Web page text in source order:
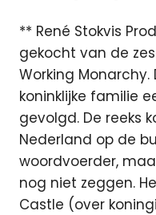
** René Stokvis
gekocht van de
Working
koninklijke familie
gevolgd. De reeks
Nederland op de
woordvoerder,
nog niet zeggen.
Castle (over